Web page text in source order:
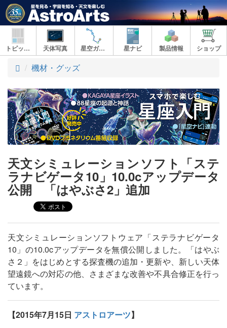
トピックス 天体写真 星空ガイド 星ナビ 製品情報 ショップ
ト
プ
機材・グッズ
天文シミュレーションソフト「ステ
ラナビゲータ10」10.0cアップデータ
公開 「はやぶさ2」追加
天文シミュレーションソフトウェア「ステラナビゲータ
10」の10.0cアップデータを無償公開しました。「はやぶ
さ２」をはじめとする探査機の追加・更新や、新しい天体
望遠鏡への対応の他、さまざまな改善や不具合修正を行っ
ています。
【2015年7月15日 アストロアーツ】